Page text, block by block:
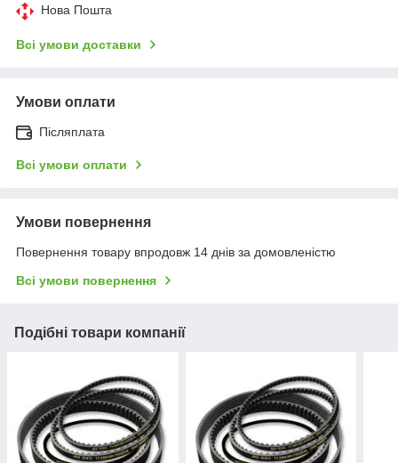
Нова Пошта
Всі умови доставки
Умови оплати
Післяплата
Всі умови оплати
Умови повернення
Повернення товару впродовж 14 днів за домовленістю
Всі умови повернення
Подібні товари компанії